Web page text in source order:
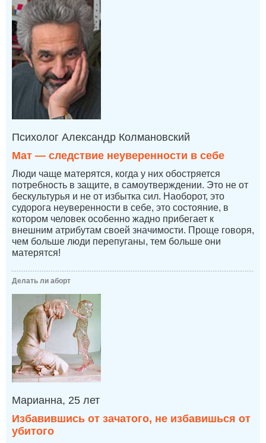
Психолог Александр Колмановский
Мат — следствие неуверенности в себе
Люди чаще матерятся, когда у них обостряется
потребность в защите, в самоутверждении. Это не от
бескультурья и не от избытка сил. Наоборот, это
судорога неуверенности в себе, это состояние, в
котором человек особенно жадно прибегает к
внешним атрибутам своей значимости. Проще говоря,
чем больше люди перепуганы, тем больше они
матерятся!
Делать ли аборт
Марианна, 25 лет
Избавившись от зачатого, не избавишься от
убитого